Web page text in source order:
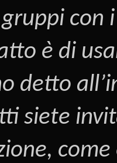
con
è di
detto
siete